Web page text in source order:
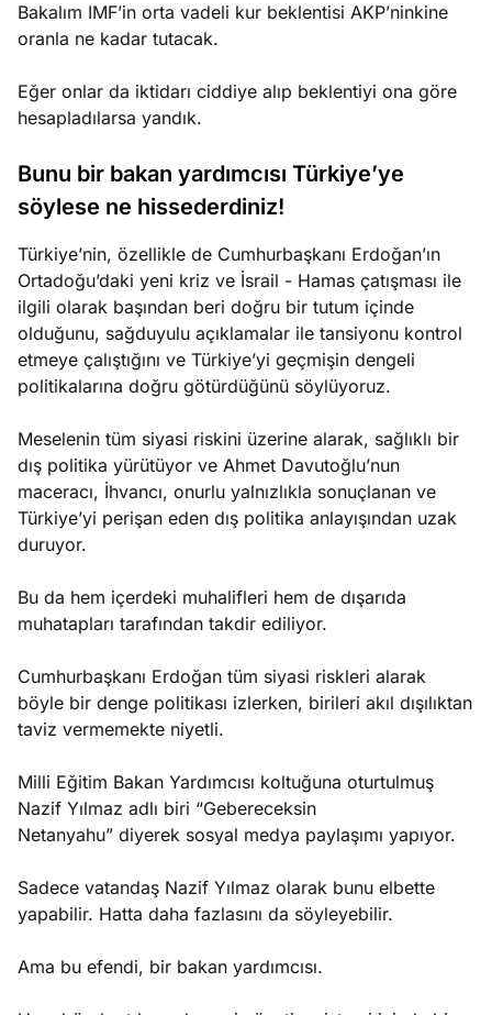
Bakalım IMF’in orta vadeli kur beklentisi AKP’ninkine
oranla ne kadar tutacak.
Eğer onlar da iktidarı ciddiye alıp beklentiyi ona göre
hesapladılarsa yandık.
Bunu bir bakan yardımcısı Türkiye’ye
söylese ne hissederdiniz!
Türkiye’nin, özellikle de Cumhurbaşkanı Erdoğan’ın
Ortadoğu’daki yeni kriz ve İsrail - Hamas çatışması ile
ilgili olarak başından beri doğru bir tutum içinde
olduğunu, sağduyulu açıklamalar ile tansiyonu kontrol
etmeye çalıştığını ve Türkiye’yi geçmişin dengeli
politikalarına doğru götürdüğünü söylüyoruz.
Meselenin tüm siyasi riskini üzerine alarak, sağlıklı bir
dış politika yürütüyor ve Ahmet Davutoğlu’nun
maceracı, İhvancı, onurlu yalnızlıkla sonuçlanan ve
Türkiye’yi perişan eden dış politika anlayışından uzak
duruyor.
Bu da hem içerdeki muhalifleri hem de dışarıda
muhatapları tarafından takdir ediliyor.
Cumhurbaşkanı Erdoğan tüm siyasi riskleri alarak
böyle bir denge politikası izlerken, birileri akıl dışılıktan
taviz vermemekte niyetli.
Milli Eğitim Bakan Yardımcısı koltuğuna oturtulmuş
Nazif Yılmaz adlı biri “Gebereceksin
Netanyahu” diyerek sosyal medya paylaşımı yapıyor.
Sadece vatandaş Nazif Yılmaz olarak bunu elbette
yapabilir. Hatta daha fazlasını da söyleyebilir.
Ama bu efendi, bir bakan yardımcısı.